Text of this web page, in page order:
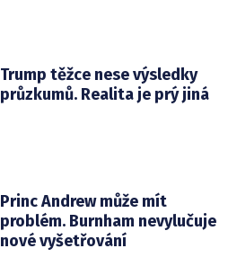
Trump těžce nese výsledky
průzkumů. Realita je prý jiná
Princ Andrew může mít
problém. Burnham nevylučuje
nové vyšetřování